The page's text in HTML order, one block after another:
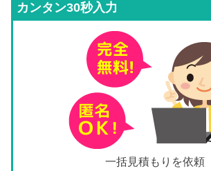
カンタン30秒入力
一括見積もりを依頼